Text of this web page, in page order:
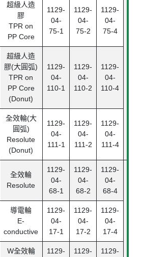
超級人造
膠
TPR on
PP Core
1129-
04-
75-1
1129-
04-
75-2
1129-
04-
75-4
超級人造
膠(大圓弧)
TPR on
PP Core
(Donut)
1129-
04-
110-1
1129-
04-
110-2
1129-
04-
110-4
全效輪(大
圓弧)
Resolute
(Donut)
1129-
04-
111-1
1129-
04-
111-2
1129-
04-
111-4
全效輪
Resolute
1129-
04-
68-1
1129-
04-
68-2
1129-
04-
68-4
導電輪
E-
conductive
1129-
04-
17-1
1129-
04-
17-2
1129-
04-
17-4
W全效輪
1129-
1129-
1129-